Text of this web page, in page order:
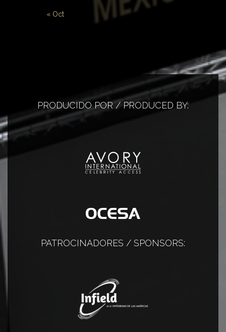
« Oct
PRODUCIDO POR / PRODUCED BY:
PATROCINADORES / SPONSORS: